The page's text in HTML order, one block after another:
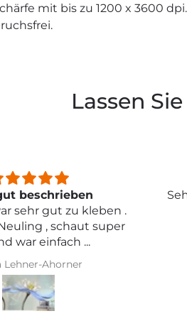
mit bis zu 1200 x 3600 dpi.
Lassen
von toller Qualität
Iris Griese